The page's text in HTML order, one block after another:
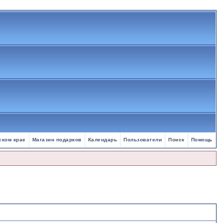
Помощь
Поиск
Пользователи
Календарь
Магазин подарков
крае